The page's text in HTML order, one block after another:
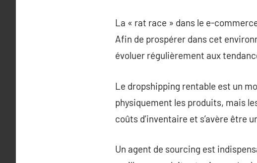
La « rat race » dans le e-
Afin de prospérer dans cet
évoluer régulièrement aux
Le dropshipping rentable est un
physiquement les produits, mais
coûts d’inventaire et s’avère être
Un agent de sourcing est